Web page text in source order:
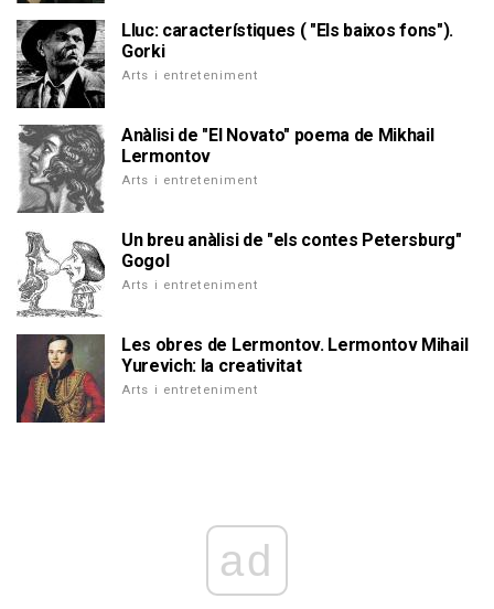
Lluc: característiques ( "Els baixos fons").
Gorki
Arts i entreteniment
Anàlisi de "El Novato" poema de Mikhail
Lermontov
Arts i entreteniment
Un breu anàlisi de "els contes Petersburg"
Gogol
Arts i entreteniment
Les obres de Lermontov. Lermontov Mihail
Yurevich: la creativitat
Arts i entreteniment
ad